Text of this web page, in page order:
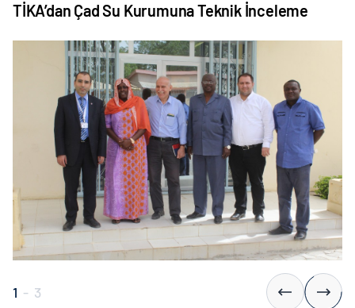
TİKA’dan Çad Su Kurumuna Teknik İnceleme
1 - 3